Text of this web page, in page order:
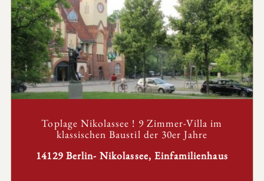
Toplage Nikolassee ! 9 Zimmer-Villa im
klassischen Baustil der 30er Jahre
14129 Berlin- Nikolassee, Einfamilienhaus